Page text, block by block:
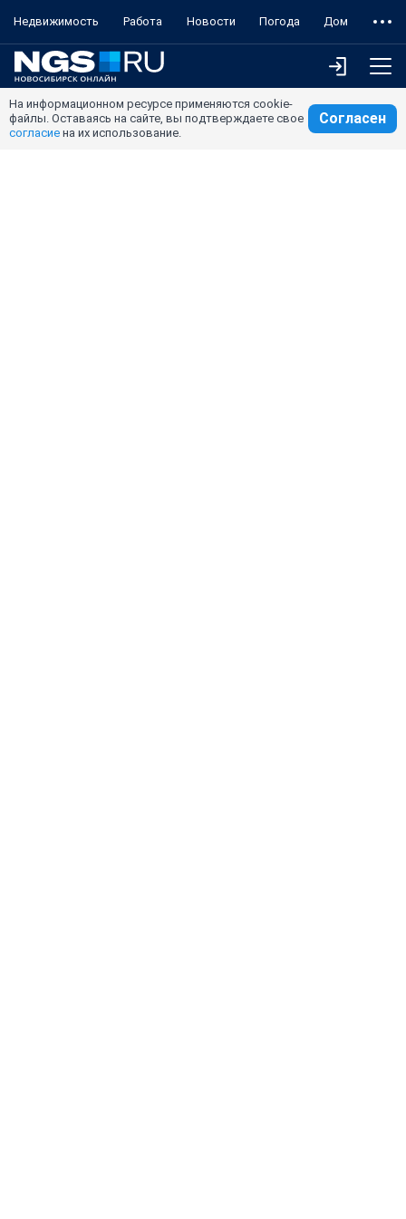
Недвижимость Работа Новости Погода Дом
На информационном ресурсе применяются cookie-
файлы. Оставаясь на сайте, вы подтверждаете свое
согласие на их использование.
Согласен